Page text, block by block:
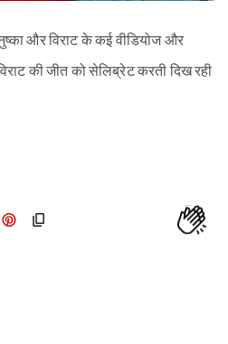
और विराट के कई वीडियोज और
की जीत को सेलिब्रेट करती दिख रही